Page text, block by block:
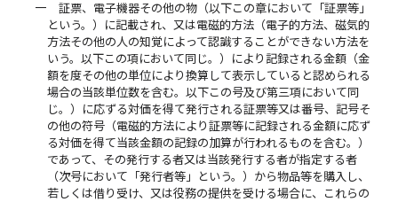
一
証票、電子機器その他の物（以下この章において「証票等」
という。）に記載され、又は電磁的方法（電子的方法、磁気的
方法その他の人の知覚によって認識することができない方法を
いう。以下この項において同じ。）により記録される金額（金
額を度その他の単位により換算して表示していると認められる
場合の当該単位数を含む。以下この号及び第三項において同
じ。）に応ずる対価を得て発行される証票等又は番号、記号そ
の他の符号（電磁的方法により証票等に記録される金額に応ず
る対価を得て当該金額の記録の加算が行われるものを含む。）
であって、その発行する者又は当該発行する者が指定する者
（次号において「発行者等」という。）から物品等を購入し、
若しくは借り受け、又は役務の提供を受ける場合に、これらの